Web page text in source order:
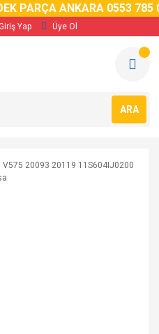
ANKARA 0553 785 02
Yap Üye Ol
ARA